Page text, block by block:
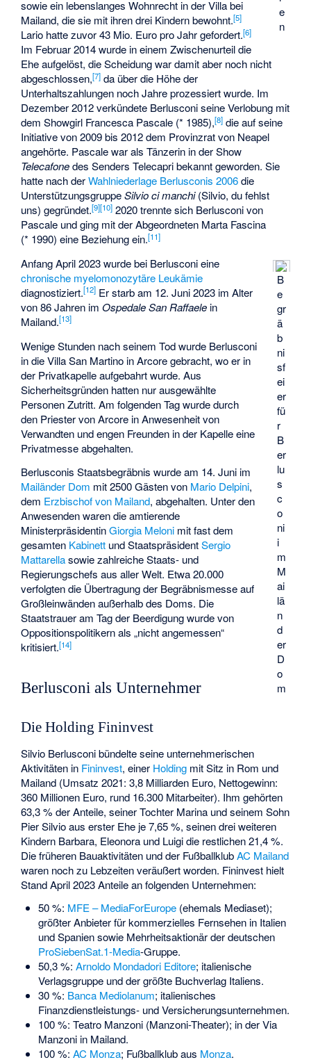
e
n
sowie ein lebenslanges Wohnrecht in der Villa bei
Mailand, die sie mit ihren drei Kindern bewohnt.[5]
Lario hatte zuvor 43 Mio. Euro pro Jahr gefordert.[6]
Im Februar 2014 wurde in einem Zwischenurteil die
Ehe aufgelöst, die Scheidung war damit aber noch nicht
abgeschlossen,[7] da über die Höhe der
Unterhaltszahlungen noch Jahre prozessiert wurde. Im
Dezember 2012 verkündete Berlusconi seine Verlobung mit
dem Showgirl Francesca Pascale (* 1985),[8] die auf seine
Initiative von 2009 bis 2012 dem Provinzrat von Neapel
angehörte. Pascale war als Tänzerin in der Show
Telecafonedes SendersTelecapribekannt geworden. Sie
hatte nach derWahlniederlage Berlusconis 2006die
UnterstützungsgruppeSilvio ci manchi(Silvio, du fehlst
uns) gegründet.[9][10] 2020 trennte sich Berlusconi von
Pascale und ging mit der Abgeordneten Marta Fascina
(* 1990) eine Beziehung ein.[11]
B
e
gr
ä
b
ni
sf
ei
er
fü
r
B
er
lu
s
c
o
ni
i
m
M
ai
lä
n
d
er
D
o
m
Anfang April 2023 wurde bei Berlusconi eine
chronische myelomonozytäre Leukämie
diagnostiziert.[12] Er starb am 12. Juni 2023 im Alter
von 86 Jahren imOspedale San Raffaele in
Mailand.[13]
Wenige Stunden nach seinem Tod wurde Berlusconi
in die Villa San Martino in Arcore gebracht, wo er in
der Privatkapelle aufgebahrt wurde. Aus
Sicherheitsgründen hatten nur ausgewählte
Personen Zutritt. Am folgenden Tag wurde durch
den Priester von Arcore in Anwesenheit von
Verwandten und engen Freunden in der Kapelle eine
Privatmesse abgehalten.
Berlusconis Staatsbegräbnis wurde am 14. Juni im
Mailänder Dom mit 2500 Gästen von Mario Delpini,
dem Erzbischof von Mailand, abgehalten. Unter den
Anwesenden waren die amtierende
MinisterpräsidentinGiorgia Meloni mit fast dem
gesamten Kabinett und StaatspräsidentSergio
Mattarellasowie zahlreiche Staats- und
Regierungschefs aus aller Welt. Etwa 20.000
verfolgten die Übertragung der Begräbnismesse auf
Großleinwänden außerhalb des Doms. Die
Staatstrauer am Tag der Beerdigung wurde von
Oppositionspolitikern als „nicht angemessen“
kritisiert.[14]
Berlusconi als Unternehmer
Die Holding Fininvest
Silvio Berlusconi bündelte seine unternehmerischen
Aktivitäten in Fininvest, einer Holding mit Sitz in Rom und
Mailand (Umsatz 2021: 3,8 Milliarden Euro, Nettogewinn:
360 Millionen Euro, rund 16.300 Mitarbeiter). Ihm gehörten
63,3 % der Anteile, seiner Tochter Marina und seinem Sohn
Pier Silvio aus erster Ehe je 7,65 %, seinen drei weiteren
Kindern Barbara, Eleonora und Luigi die restlichen 21,4 %.
Die früheren Bauaktivitäten und der FußballklubAC Mailand
waren noch zu Lebzeiten veräußert worden. Fininvest hielt
Stand April 2023 Anteile an folgenden Unternehmen:
50 %: MFE – MediaForEurope(ehemals Mediaset);
größter Anbieter für kommerzielles Fernsehen in Italien
und Spanien sowie Mehrheitsaktionär der deutschen
ProSiebenSat.1-Media-Gruppe.
50,3 %: Arnoldo Mondadori Editore; italienische
Verlagsgruppe und der größte Buchverlag Italiens.
30 %: Banca Mediolanum; italienisches
Finanzdienstleistungs- und Versicherungsunternehmen.
100 %: Teatro Manzoni(Manzoni-Theater); in der Via
Manzoni in Mailand.
100 %: AC Monza; Fußballklub aus Monza.